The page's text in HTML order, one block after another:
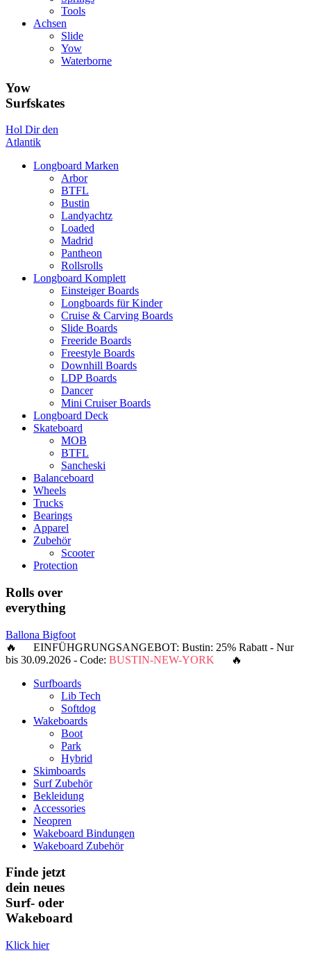
Tools
Achsen
Slide
Yow
Waterborne
Yow
Surfskates
Hol Dir den
Atlantik
Longboard Marken
Arbor
BTFL
Bustin
Landyachtz
Loaded
Madrid
Pantheon
Rollsrolls
Longboard Komplett
Einsteiger Boards
Longboards für Kinder
Cruise & Carving Boards
Slide Boards
Freeride Boards
Freestyle Boards
Downhill Boards
LDP Boards
Dancer
Mini Cruiser Boards
Longboard Deck
Skateboard
MOB
BTFL
Sancheski
Balanceboard
Wheels
Trucks
Bearings
Apparel
Zubehör
Scooter
Protection
Rolls over
everything
Ballona Bigfoot
🔥 EINFÜHGRUNGSANGEBOT: Bustin: 25% Rabatt - Nur
bis 30.09.2026 - Code: BUSTIN-NEW-YORK 🔥
Surfboards
Lib Tech
Softdog
Wakeboards
Boot
Park
Hybrid
Skimboards
Surf Zubehör
Bekleidung
Accessories
Neopren
Wakeboard Bindungen
Wakeboard Zubehör
Finde jetzt
dein neues
Surf- oder
Wakeboard
Klick hier